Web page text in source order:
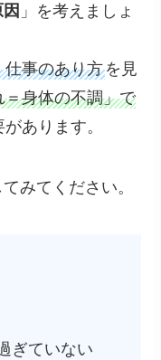
」を考えましょ
仕事のあり方を見
＝身体の不調」で
あります。
みてください。
ぎていない